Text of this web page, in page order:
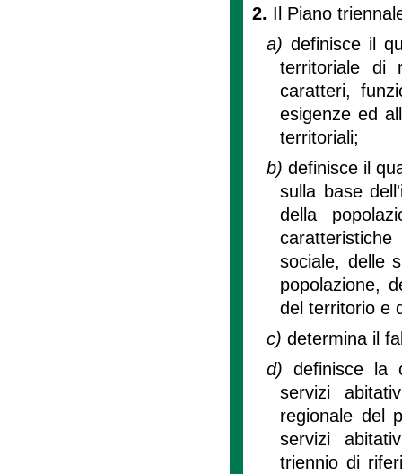
2. Il Piano
a) definisce il
territoriale di
caratteri,
esigenze ed
territoriali;
b) definisce il
sulla base
della
sociale, delle
popolazione,
del territorio e
c) determina il
d) definisce la
servizi
regionale del
servizi
triennio di